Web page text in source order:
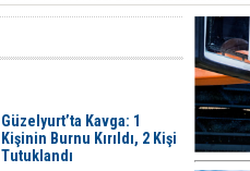
Güzelyurt’ta Kavga: 1
Kişinin Burnu Kırıldı, 2 Kişi
Tutuklandı